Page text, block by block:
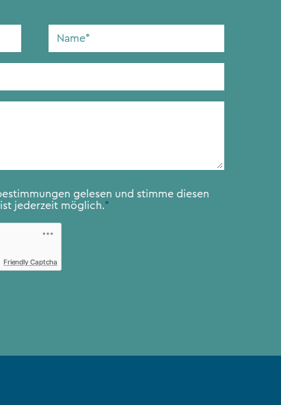
Name
gelesen und stimme diesen
jederzeit möglich.*
Friendly Captcha